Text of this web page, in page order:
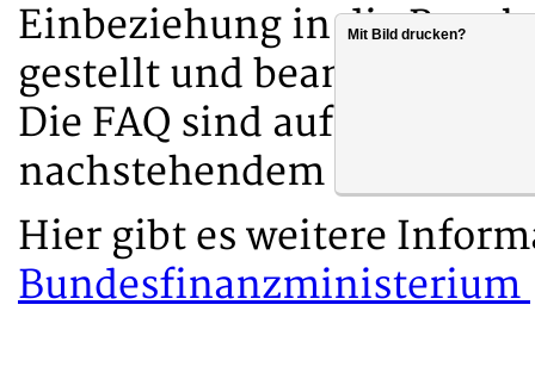
Einbeziehung in die
gestellt und beantwortet.
Die FAQ sind auf der
nachstehendem Link
Hier gibt es weitere
Bundesfinanzministerium
Mit Bild drucken?